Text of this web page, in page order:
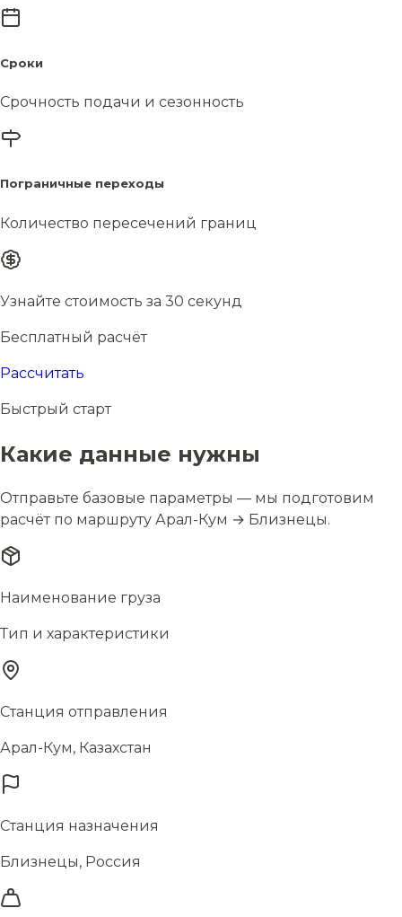
Сроки
Срочность подачи и сезонность
Пограничные переходы
Количество пересечений границ
Узнайте стоимость за 30 секунд
Бесплатный расчёт
Рассчитать
Быстрый старт
Какие данные нужны
Отправьте базовые параметры — мы подготовим
расчёт по маршруту Арал-Кум → Близнецы.
Наименование груза
Тип и характеристики
Станция отправления
Арал-Кум, Казахстан
Станция назначения
Близнецы, Россия